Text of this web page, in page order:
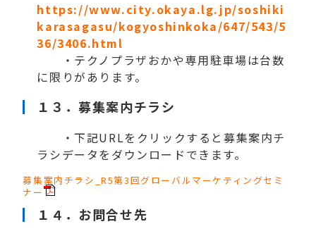
https://www.city.okaya.lg.jp/soshiki
karasagasu/kogyoshinkoka/647/543/5
36/3406.html
・テクノプラザおかや専用駐車場は台数
に限りがあります。
１３．募集案内チラシ
・下記URLをクリックすると募集案内チ
ラシデータをダウンロードできます。
募集案内チラシ_R5第3回グローバルマーケティングセミ
ナー
１４．お問合せ先